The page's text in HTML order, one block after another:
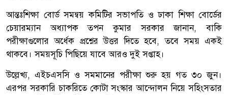
আন্তঃশিক্ষা বোর্ড সমন্বয় কমিটির সভাপতি ও ঢাকা শিক্ষা বোর্ডের
চেয়ারম্যান অধ্যাপক তপন কুমার সরকার জানান, বাকি
পরীক্ষাগুলোর অর্ধেক প্রশ্নের উত্তর দিতে হবে, তবে সময় একই
থাকবে। সময়সূচি পিছিয়ে যাবে আরও দুই সপ্তাহ।
উল্লেখ্য, এইচএসসি ও সমমানের পরীক্ষা শুরু হয় গত ৩০ জুন।
এরপর সরকারি চাকরিতে কোটা সংস্কার আন্দোলন নিয়ে সহিংসতার